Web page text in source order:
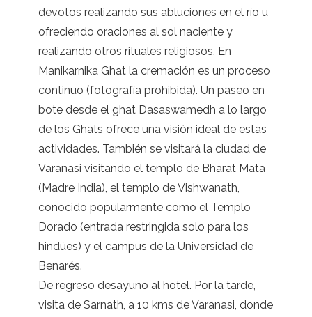
devotos realizando sus abluciones en el río u
ofreciendo oraciones al sol naciente y
realizando otros rituales religiosos. En
Manikarnika Ghat la cremación es un proceso
continuo (fotografía prohibida). Un paseo en
bote desde el ghat Dasaswamedh a lo largo
de los Ghats ofrece una visión ideal de estas
actividades. También se visitará la ciudad de
Varanasi visitando el templo de Bharat Mata
(Madre India), el templo de Vishwanath,
conocido popularmente como el Templo
Dorado (entrada restringida solo para los
hindúes) y el campus de la Universidad de
Benarés.
De regreso desayuno al hotel. Por la tarde,
visita de Sarnath, a 10 kms de Varanasi, donde